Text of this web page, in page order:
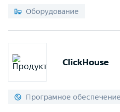
Оборудование
ClickHouse
Програмное обеспечение